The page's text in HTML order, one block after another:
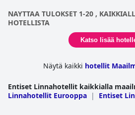
toimi siellä
Mollyn lapsenlapsenlapsenlapsi, osti
siskonsa kanssa toukokuussa 2000.
Mark ja Felicity (nykyiset paroni ja
naimisiin ja muuttivat häämatkalta
makuuhuoneen linnahotelli avattiin
NAYTTAA TULOKSET 1-20 ,
HOTELLISTA
Katso lisää
Näytä kaikki hotellit
Entiset Linnahotellit kaikkialla
Linnahotellit Eurooppa |
Entiset